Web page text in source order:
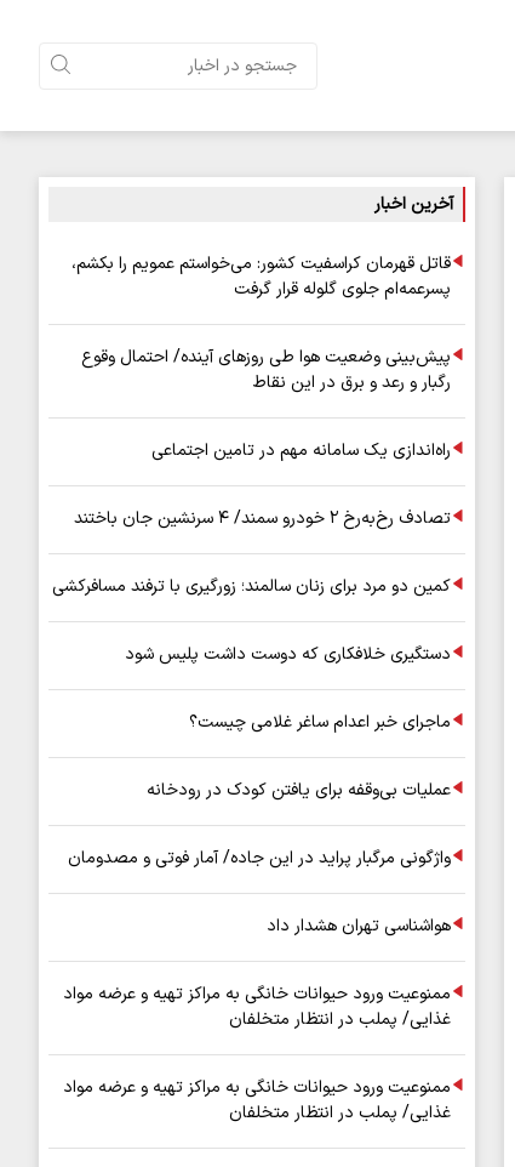
آخرین اخبار
قاتل قهرمان کراسفیت کشور: می‌خواستم عمویم را بکشم،
پسرعمه‌ام جلوی گلوله قرار گرفت
پیش‌بینی وضعیت هوا طی روزهای آینده/ احتمال وقوع
رگبار و رعد و برق در این نقاط
راه‌اندازی یک سامانه مهم در تامین اجتماعی
تصادف رخ‌به‌رخ ۲ خودرو سمند/ ۴ سرنشین جان باختند
کمین دو مرد برای زنان سالمند؛ زورگیری با ترفند مسافرکشی
دستگیری خلافکاری که دوست داشت پلیس شود
ماجرای خبر اعدام ساغر غلامی چیست؟
عملیات بی‌وقفه برای یافتن کودک در رودخانه
واژگونی مرگبار پراید در این جاده/ آمار فوتی و مصدومان
هواشناسی تهران هشدار داد
ممنوعیت ورود حیوانات خانگی به مراکز تهیه و عرضه مواد
غذایی/ پملب در انتظار متخلفان
ممنوعیت ورود حیوانات خانگی به مراکز تهیه و عرضه مواد
غذایی/ پملب در انتظار متخلفان